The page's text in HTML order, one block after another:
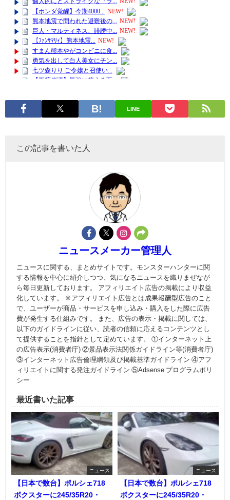
LINE
この記事を書いた人
ニュースメーカー管理人
ニュースに関する、まとめサイトです。モンスターハンターに関
する情報を中心に紹介しつつ、気になるニュースを織りまぜなが
ら毎日更新しております。 アフィリエイト広告の掲載により収益
化しています。 ※アフィリエイト広告とは成果報酬型広告のこと
で、ユーザーが商品・サービスを申し込み・購入をした際に広告
費が発生する仕組みです。 また、広告の表示・掲載に関しては、
以下のガイドラインに従い、読者の信頼に応えるコンテンツとし
て提供することを指針として定めています。 ①インターネット上
の広告表示(消費者庁) ②景品表示法関係ガイドライン等(消費者庁)
③インターネット広告倫理綱領及び掲載基準ガイドライン ④アフ
ィリエイトに関する発注ガイドライン ⑤Adsense プログラムポリ
シー
最近書いた記事
ニュース
【日本で数台】ポルシェ718
ボクスターに245/35R20・
ニュース
【日本で数台】ポルシェ718
ボクスターに245/35R20・